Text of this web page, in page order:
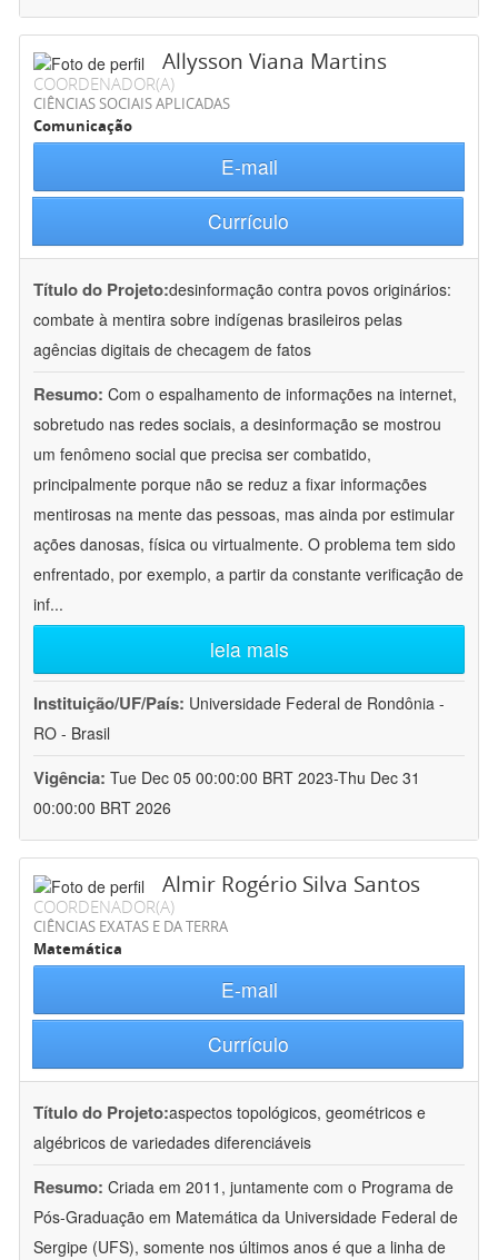
Allysson Viana Martins
COORDENADOR(A)
CIÊNCIAS SOCIAIS APLICADAS
Comunicação
E-mail
Currículo
Título do Projeto:desinformação contra povos originários:
combate à mentira sobre indígenas brasileiros pelas
agências digitais de checagem de fatos
Resumo: Com o espalhamento de informações na internet,
sobretudo nas redes sociais, a desinformação se mostrou
um fenômeno social que precisa ser combatido,
principalmente porque não se reduz a fixar informações
mentirosas na mente das pessoas, mas ainda por estimular
ações danosas, física ou virtualmente. O problema tem sido
enfrentado, por exemplo, a partir da constante verificação de
inf...
leia mais
Instituição/UF/País: Universidade Federal de Rondônia -
RO - Brasil
Vigência: Tue Dec 05 00:00:00 BRT 2023-Thu Dec 31
00:00:00 BRT 2026
Almir Rogério Silva Santos
COORDENADOR(A)
CIÊNCIAS EXATAS E DA TERRA
Matemática
E-mail
Currículo
Título do Projeto:aspectos topológicos, geométricos e
algébricos de variedades diferenciáveis
Resumo: Criada em 2011, juntamente com o Programa de
Pós-Graduação em Matemática da Universidade Federal de
Sergipe (UFS), somente nos últimos anos é que a linha de